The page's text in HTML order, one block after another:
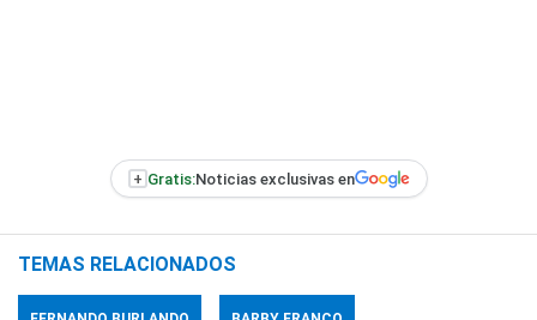
+ Gratis:Noticias exclusivas en
TEMAS RELACIONADOS